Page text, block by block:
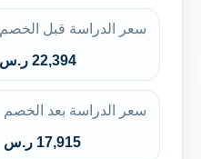
سعر الدراسة قبل الخصم
22,394 ر.س
سعر الدراسة بعد الخصم
17,915 ر.س